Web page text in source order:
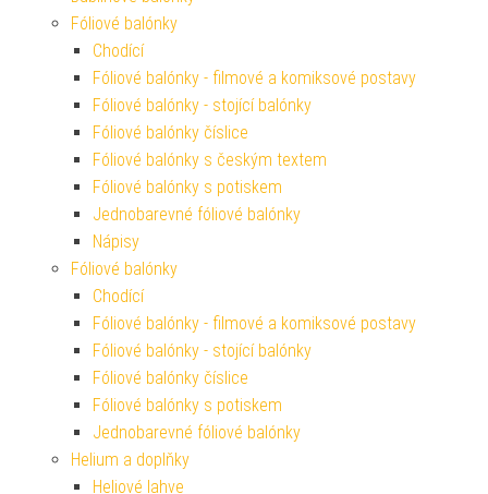
Fóliové balónky
Chodící
Fóliové balónky - filmové a komiksové postavy
Fóliové balónky - stojící balónky
Fóliové balónky číslice
Fóliové balónky s českým textem
Fóliové balónky s potiskem
Jednobarevné fóliové balónky
Nápisy
Fóliové balónky
Chodící
Fóliové balónky - filmové a komiksové postavy
Fóliové balónky - stojící balónky
Fóliové balónky číslice
Fóliové balónky s potiskem
Jednobarevné fóliové balónky
Helium a doplňky
Heliové lahve